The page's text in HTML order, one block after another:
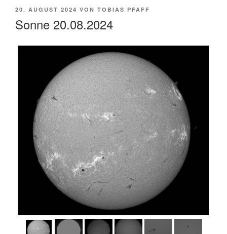
VERÖFFENTLICHT
20. AUGUST 2024 VON TOBIAS PFAFF
Sonne 20.08.2024